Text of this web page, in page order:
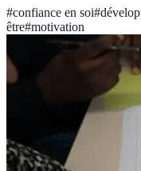
#confiance en soi#
être#motivation